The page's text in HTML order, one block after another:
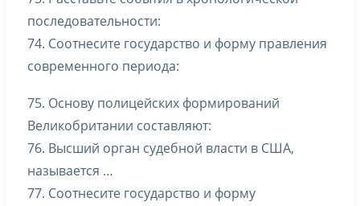
последовательности:
74. Соотнесите государство и форму правления
современного периода:
75. Основу полицейских формирований
Великобритании составляют:
76. Высший орган судебной власти в США,
называется …
77. Соотнесите государство и форму